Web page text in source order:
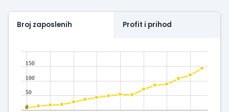
Broj zaposlenih Profit i prihod
0
50
100
150